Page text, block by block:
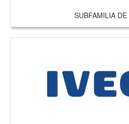
SUBFAMILIA